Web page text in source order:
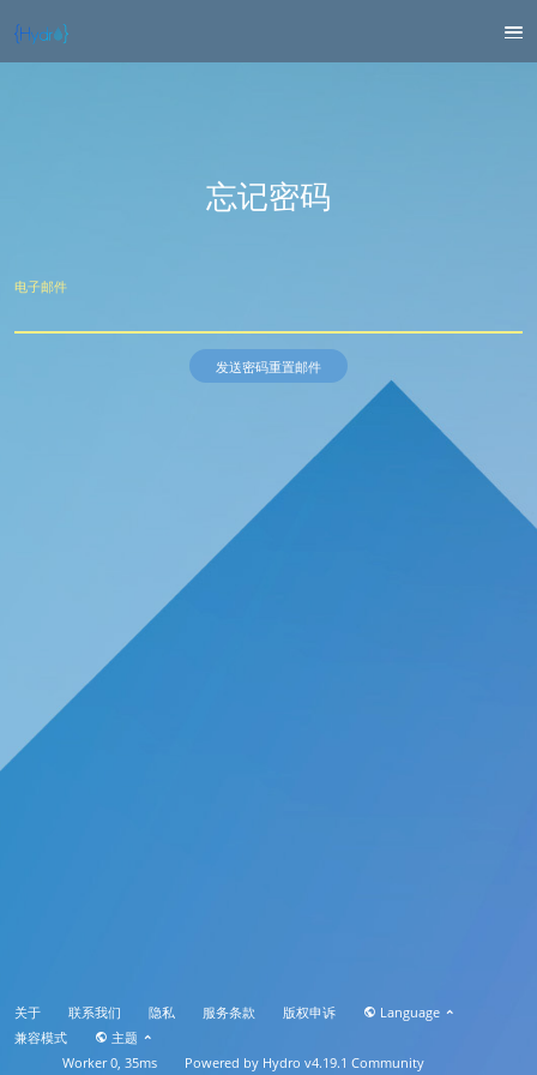
忘记密码
电子邮件
关于 联系我们 隐私 服务条款 版权申诉
Language
兼容模式
主题
Worker 0, 35ms
Powered by Hydro v4.19.1 Community